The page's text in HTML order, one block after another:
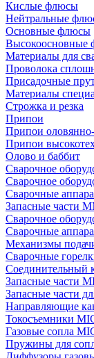
Кислые флюсы
Нейтральные
Основные флюсы
Высокоосновные
Материалы для
Проволока
Присадочные
Материалы
Строжка и резка
Припои
Припои
Припои
Олово и баббит
Сварочное
Сварочное
Сварочные
Запасные части
Сварочное
Сварочные
Механизмы
Сварочные
Соединительный
Запасные части
Запасные части
Направляющие
Токосъемники
Газовые сопла
Пружины для